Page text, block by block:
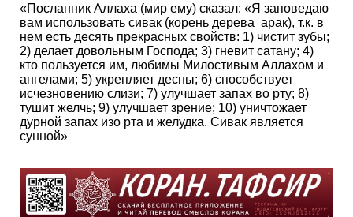
«Посланник Аллаха (мир ему) сказал: «Я заповедаю
вам использовать сивак (корень дерева арак), т.к. в
нем есть десять прекрасных свойств: 1) чистит зубы;
2) делает довольным Господа; 3) гневит сатану; 4)
кто пользуется им, любимы Милостивым Аллахом и
ангелами; 5) укрепляет десны; 6) способствует
исчезновению слизи; 7) улучшает запах во рту; 8)
тушит желчь; 9) улучшает зрение; 10) уничтожает
дурной запах изо рта и желудка. Сивак является
сунной»